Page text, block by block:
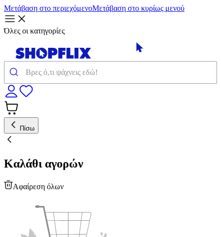
Μετάβαση στο περιεχόμενοΜετάβαση στο κυρίως μενού
Όλες οι κατηγορίες
Πίσω
Καλάθι αγορών
Αφαίρεση όλων